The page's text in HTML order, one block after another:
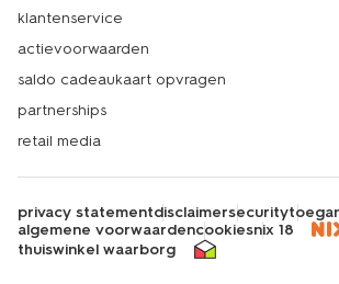
klantenservice
actievoorwaarden
saldo cadeaukaart opvragen
partnerships
retail media
privacy statementdisclaimersecurity
algemene voorwaardencookiesnix 18
thuiswinkel waarborg